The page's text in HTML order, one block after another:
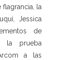
flagrancia, la
Jessica
de
la prueba
a las